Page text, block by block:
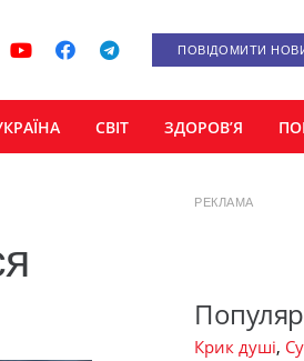
ПОВІДОМИТИ
СВІТ ЗДОРОВ’Я
РЕКЛАМА
Крик душі,